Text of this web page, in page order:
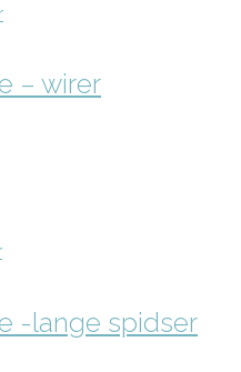
Dette
flere
varianter.
– wirer
Dette
flere
varianter.
-lange spidser